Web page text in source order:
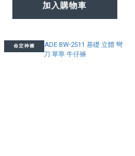
加入購物車
命定神褲